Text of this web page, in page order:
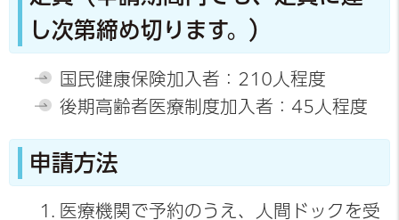
し次第締め切ります。）
国民健康保険加入者：210人程度
後期高齢者医療制度加入者：45人程度
申請方法
医療機関で予約のうえ、人間ドックを受